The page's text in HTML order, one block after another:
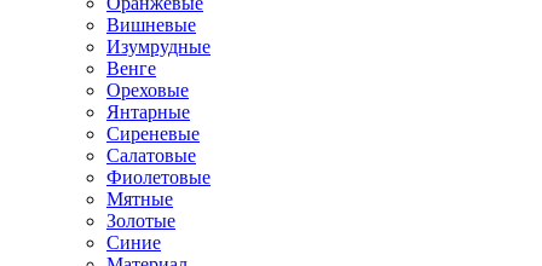
Вишневые
Изумрудные
Венге
Ореховые
Янтарные
Сиреневые
Салатовые
Фиолетовые
Мятные
Золотые
Синие